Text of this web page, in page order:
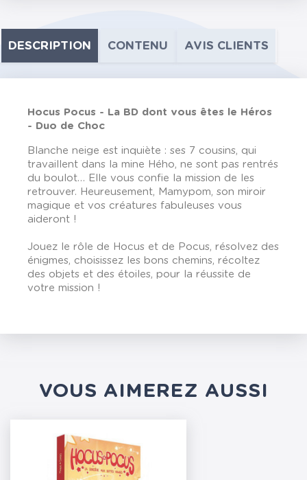
DESCRIPTION CONTENU AVIS CLIENTS
Hocus Pocus - La BD dont vous êtes le Héros
- Duo de Choc
Blanche neige est inquiète : ses 7 cousins, qui
travaillent dans la mine Hého, ne sont pas rentrés
du boulot… Elle vous confie la mission de les
retrouver. Heureusement, Mamypom, son miroir
magique et vos créatures fabuleuses vous
aideront !
Jouez le rôle de Hocus et de Pocus, résolvez des
énigmes, choisissez les bons chemins, récoltez
des objets et des étoiles, pour la réussite de
votre mission !
VOUS AIMEREZ AUSSI